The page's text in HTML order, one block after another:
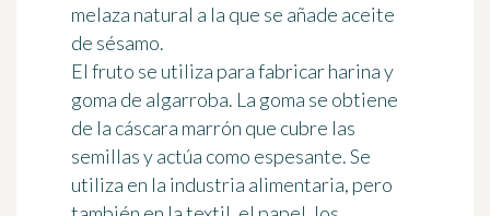
melaza natural a la que se añade aceite
de sésamo.
El fruto se utiliza para fabricar harina y
goma de algarroba. La goma se obtiene
de la cáscara marrón que cubre las
semillas y actúa como espesante. Se
utiliza en la industria alimentaria, pero